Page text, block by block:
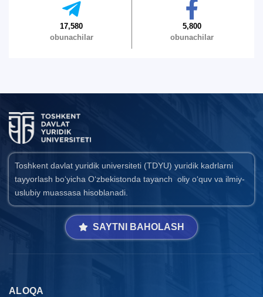
17,580
obunachilar
5,800
obunachilar
Toshkent davlat yuridik universiteti (TDYU) yuridik kadrlarni
tayyorlash bo‘yicha O‘zbekistonda tayanch oliy o‘quv va ilmiy-
uslubiy muassasa hisoblanadi.
SAYTNI BAHOLASH
ALOQA